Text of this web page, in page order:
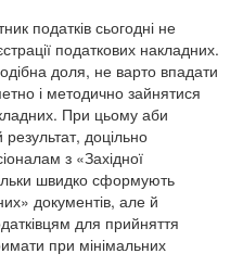
податків сьогодні не
податкових накладних.
доля, не варто впадати
і методично зайнятися
При цьому аби
доцільно
з «Західної
швидко сформують
документів, але й
для прийняття
при мінімальних